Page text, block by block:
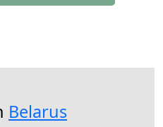
Belarus